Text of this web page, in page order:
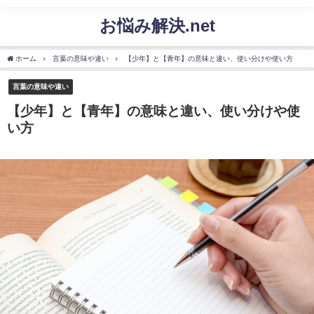
お悩み解決.net
ホーム 言葉の意味や違い 【少年】と【青年】の意味と違い、使い分けや使い方
言葉の意味や違い
【少年】と【青年】の意味と違い、使い分けや使
い方